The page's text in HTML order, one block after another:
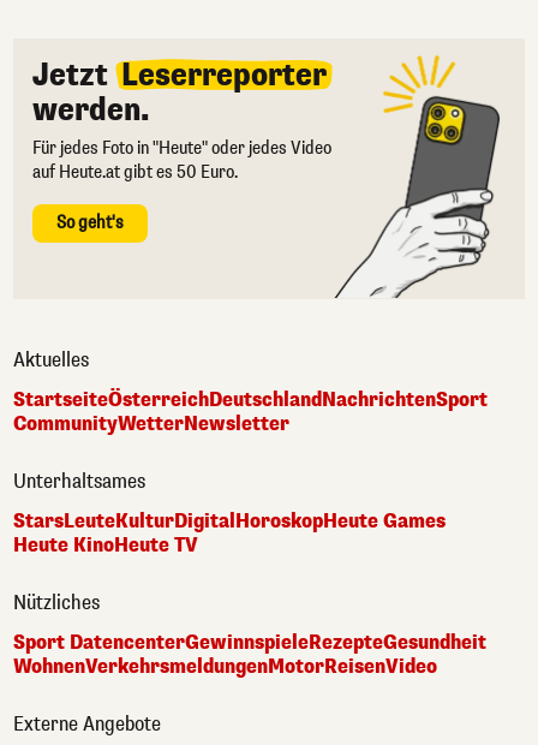
Jetzt Leserreporter
werden.
Für jedes Foto in "Heute" oder jedes Video
auf Heute.at gibt es 50 Euro.
So geht's
Aktuelles
StartseiteÖsterreichDeutschlandNachrichtenSport
CommunityWetterNewsletter
Unterhaltsames
StarsLeuteKulturDigitalHoroskopHeute Games
Heute KinoHeute TV
Nützliches
Sport DatencenterGewinnspieleRezepteGesundheit
WohnenVerkehrsmeldungenMotorReisenVideo
Externe Angebote